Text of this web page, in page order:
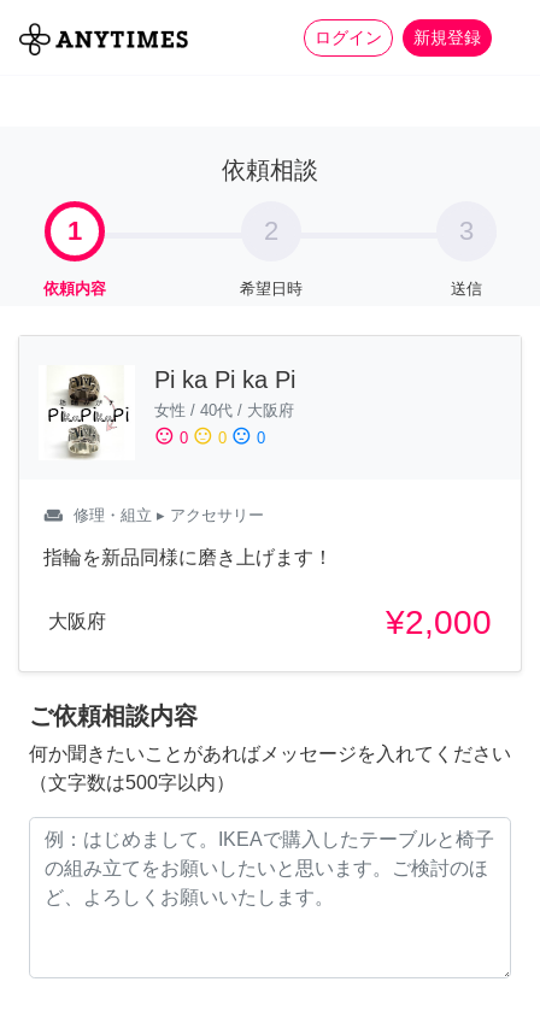
ログイン 新規登録
全て 家事 more_horiz
依頼相談
1
依頼内容
2
希望日時
3
送信
Pi ka Pi ka Pi
女性 / 40代 / 大阪府
sentiment_satisfied 0 sentiment_neutral 0 sentiment_dissatisfied 0
weekend 修理・組立 ▸ アクセサリー
指輪を新品同様に磨き上げます！
大阪府 ¥2,000
ご依頼相談内容
何か聞きたいことがあればメッセージを入れてください
（文字数は500字以内）